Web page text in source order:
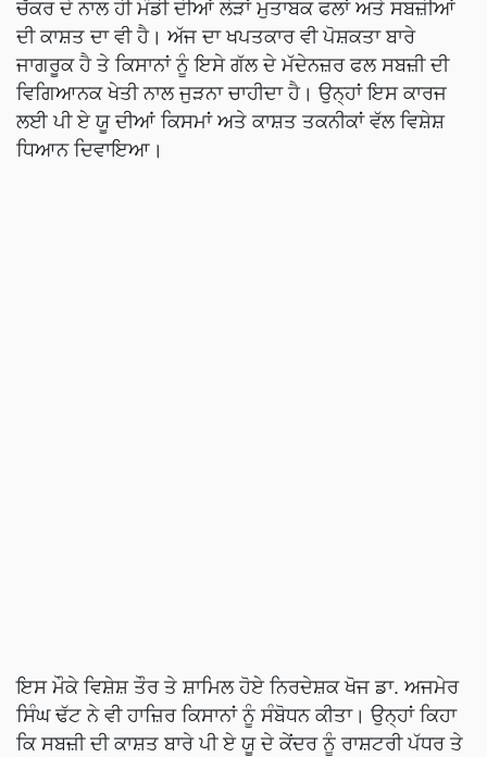
ਚੱਕਰ ਦੇ ਨਾਲ ਹੀ ਮੰਡੀ ਦੀਆਂ ਲੋੜਾਂ ਮੁਤਾਬਕ ਫਲਾਂ ਅਤੇ ਸਬਜ਼ੀਆਂ
ਦੀ ਕਾਸ਼ਤ ਦਾ ਵੀ ਹੈ। ਅੱਜ ਦਾ ਖਪਤਕਾਰ ਵੀ ਪੋਸ਼ਕਤਾ ਬਾਰੇ
ਜਾਗਰੂਕ ਹੈ ਤੇ ਕਿਸਾਨਾਂ ਨੂੰ ਇਸੇ ਗੱਲ ਦੇ ਮੱਦੇਨਜ਼ਰ ਫਲ ਸਬਜ਼ੀ ਦੀ
ਵਿਗਿਆਨਕ ਖੇਤੀ ਨਾਲ ਜੁੜਨਾ ਚਾਹੀਦਾ ਹੈ। ਉਨ੍ਹਾਂ ਇਸ ਕਾਰਜ
ਲਈ ਪੀ ਏ ਯੂ ਦੀਆਂ ਕਿਸਮਾਂ ਅਤੇ ਕਾਸ਼ਤ ਤਕਨੀਕਾਂ ਵੱਲ ਵਿਸ਼ੇਸ਼
ਧਿਆਨ ਦਿਵਾਇਆ।
ਇਸ ਮੌਕੇ ਵਿਸ਼ੇਸ਼ ਤੌਰ ਤੇ ਸ਼ਾਮਿਲ ਹੋਏ ਨਿਰਦੇਸ਼ਕ ਖੋਜ ਡਾ. ਅਜਮੇਰ
ਸਿੰਘ ਢੱਟ ਨੇ ਵੀ ਹਾਜ਼ਿਰ ਕਿਸਾਨਾਂ ਨੂੰ ਸੰਬੋਧਨ ਕੀਤਾ। ਉਨ੍ਹਾਂ ਕਿਹਾ
ਕਿ ਸਬਜ਼ੀ ਦੀ ਕਾਸ਼ਤ ਬਾਰੇ ਪੀ ਏ ਯੂ ਦੇ ਕੇਂਦਰ ਨੂੰ ਰਾਸ਼ਟਰੀ ਪੱਧਰ ਤੇ